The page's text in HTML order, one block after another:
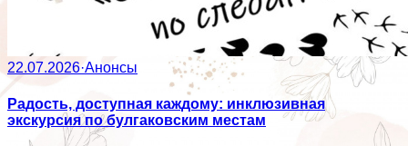
22.07.2026·Анонсы
Радость, доступная каждому: инклюзивная
экскурсия по булгаковским местам